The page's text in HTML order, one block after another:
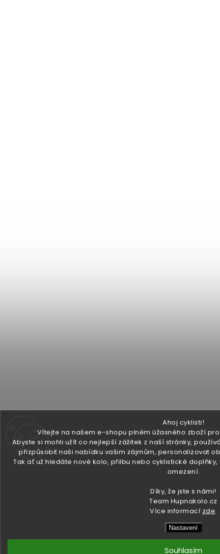
Ahoj cyklisti!
Vítejte na našem e-shopu plném úžasného zboží
Abyste si mohli užít co nejlepší zážitek z naší stránky,
přizpůsobit naši nabídku vašim zájmům, personalizovat
Tak ať už hledáte nové kolo, přilbu nebo cyklistické
omezení.
Díky, že jste s námi!
Team Hupnakolo.cz
Více informací zde.
Nastavení
Souhlasím